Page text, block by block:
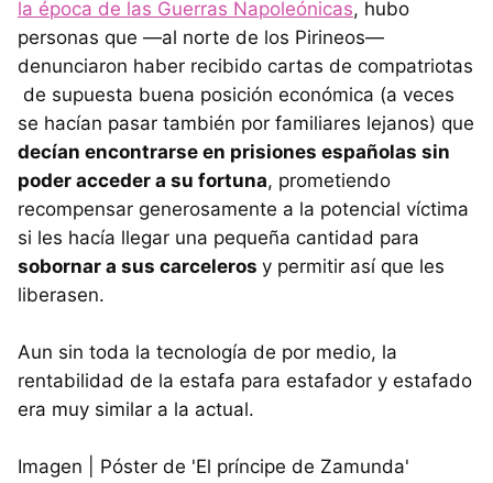
la época de las Guerras Napoleónicas, hubo
personas que —al norte de los Pirineos—
denunciaron haber recibido cartas de compatriotas
de supuesta buena posición económica (a veces
se hacían pasar también por familiares lejanos) que
decían encontrarse en prisiones españolas sin
poder acceder a su fortuna, prometiendo
recompensar generosamente a la potencial víctima
si les hacía llegar una pequeña cantidad para
sobornar a sus carceleros y permitir así que les
liberasen.
Aun sin toda la tecnología de por medio, la
rentabilidad de la estafa para estafador y estafado
era muy similar a la actual.
Imagen | Póster de 'El príncipe de Zamunda'